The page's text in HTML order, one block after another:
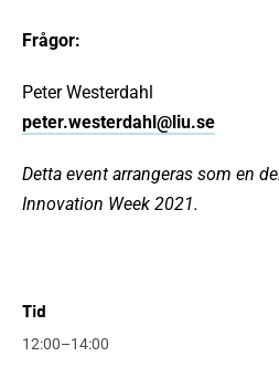
Frågor:
Peter Westerdahl
peter.westerdahl@liu.se
Detta event arrangeras som en
Innovation Week 2021.
Tid
12:00–14:00